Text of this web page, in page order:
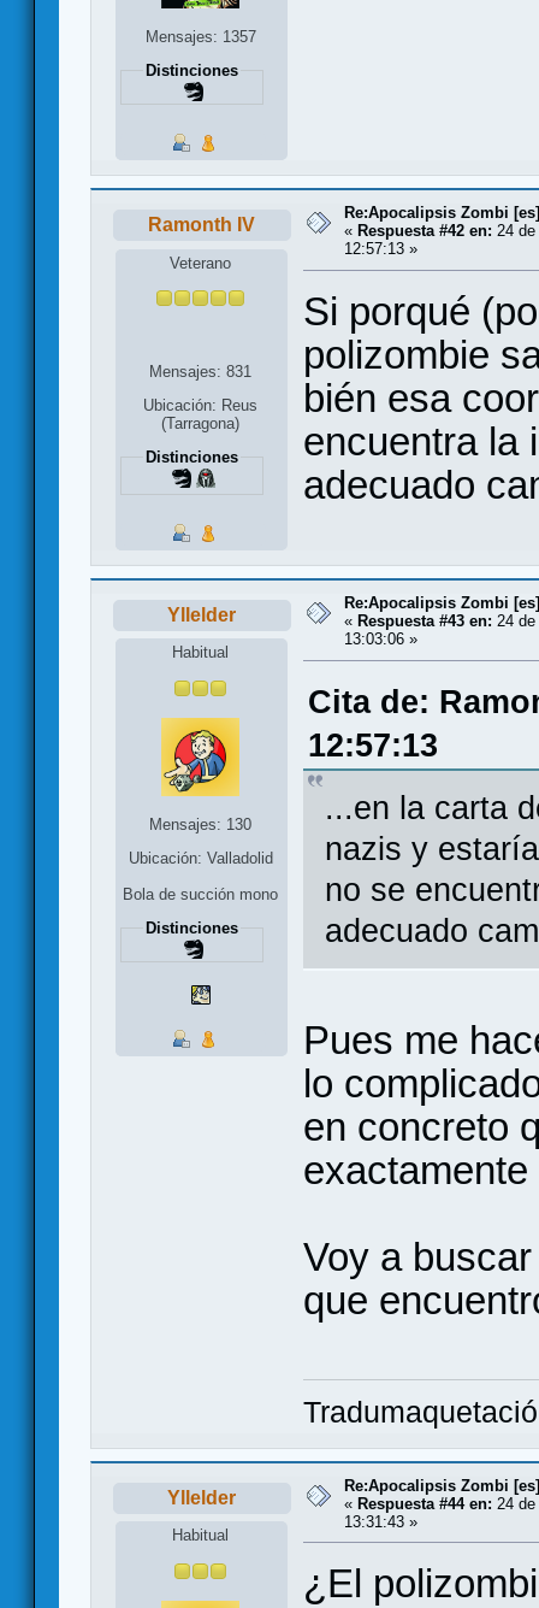
Mensajes: 1357
Distinciones
Ramonth IV
Veterano
Mensajes: 831
Ubicación: Reus
(Tarragona)
Distinciones
Re:Apocalipsis Zombi [es]
« Respuesta #42 en: 24
12:57:13 »
Si porqué
polizombie
bién esa
encuentra la
adecuado
Yllelder
Habitual
Mensajes: 130
Ubicación: Valladolid
Bola de succión mono
Distinciones
Re:Apocalipsis Zombi [es]
« Respuesta #43 en: 24
13:03:06 »
Cita de:
12:57:13
...en la carta
nazis y
no se
adecuado
Pues me
lo
en concreto
exactamente
Voy a
que
Yllelder
Habitual
Re:Apocalipsis Zombi [es]
« Respuesta #44 en: 24
13:31:43 »
¿El